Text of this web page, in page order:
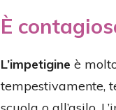
È
L’impetigine è
tempestivamente,